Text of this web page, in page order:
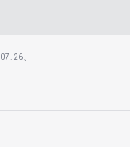
、